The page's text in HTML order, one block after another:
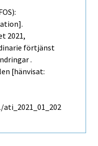
2021,
förtjänst
.
[hänvisat: